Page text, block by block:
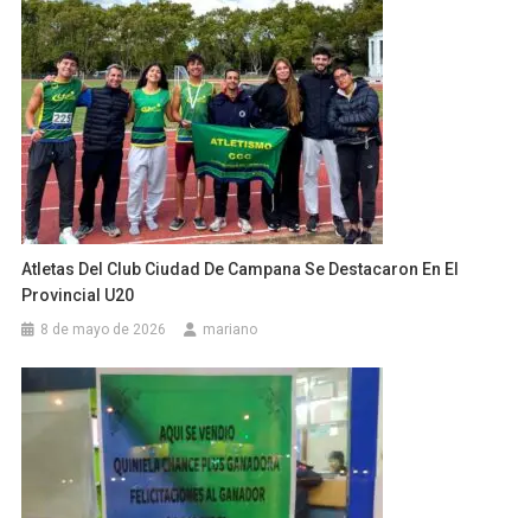
Atletas Del Club Ciudad De Campana Se Destacaron En El
Provincial U20
8 de mayo de 2026 mariano